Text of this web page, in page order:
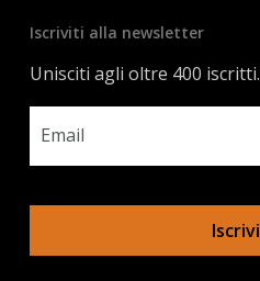
Iscriviti alla newsletter
Unisciti agli oltre 400 iscritti.
Email